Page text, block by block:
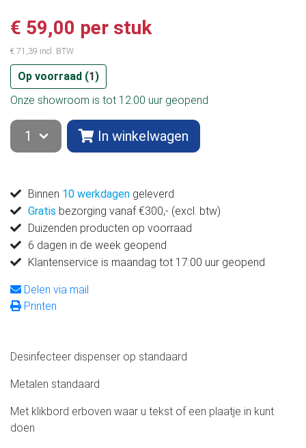
€ 59,00 per stuk
€ 71,39 incl. BTW
Op voorraad (1)
Onze showroom is tot 12:00 uur geopend
In winkelwagen
Binnen 10 werkdagen geleverd
Gratis bezorging vanaf €300,- (excl. btw)
Duizenden producten op voorraad
6 dagen in de week geopend
Klantenservice is maandag tot 17:00 uur geopend
Delen via mail
Printen
Desinfecteer dispenser op standaard
Metalen standaard
Met klikbord erboven waar u tekst of een plaatje in kunt
doen